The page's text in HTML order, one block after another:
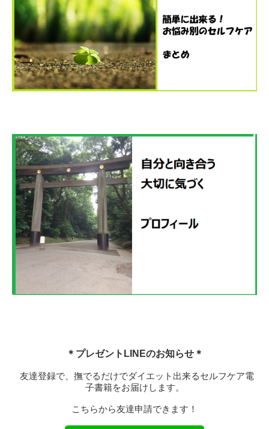
＊プレゼントLINEのお知らせ＊
友達登録で、撫でるだけでダイエット出来るセルフケア電
子書籍をお届けします。
こちらから友達申請できます！